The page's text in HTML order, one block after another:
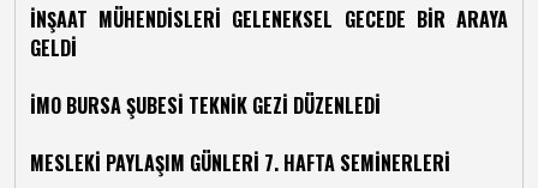
İNŞAAT MÜHENDİSLERİ GELENEKSEL GECEDE BİR ARAYA
GELDİ
İMO BURSA ŞUBESİ TEKNİK GEZİ DÜZENLEDİ
MESLEKİ PAYLAŞIM GÜNLERİ 7. HAFTA SEMİNERLERİ